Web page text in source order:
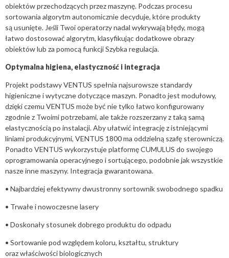
obiektów przechodzących przez maszynę. Podczas procesu
sortowania algorytm autonomicznie decyduje, które produkty
są usunięte. Jeśli Twoi operatorzy nadal wykrywają błędy, mogą
łatwo dostosować algorytm, klasyfikując dodatkowe obrazy
obiektów lub za pomocą funkcji Szybka regulacja.
Optymalna higiena, elastyczność i integracja
Projekt podstawy VENTUS spełnia najsurowsze standardy
higieniczne i wytyczne dotyczące maszyn. Ponadto jest modułowy,
dzięki czemu VENTUS może być nie tylko łatwo konfigurowany
zgodnie z Twoimi potrzebami, ale także rozszerzany z taką samą
elastycznością po instalacji. Aby ułatwić integrację z istniejącymi
liniami produkcyjnymi, VENTUS 1800 ma oddzielną szafę sterowniczą.
Ponadto VENTUS wykorzystuje platformę CUMULUS do swojego
oprogramowania operacyjnego i sortującego, podobnie jak wszystkie
nasze inne maszyny. Integracja gwarantowana.
• Najbardziej efektywny dwustronny sortownik swobodnego spadku
• Trwałe i nowoczesne lasery
• Doskonały stosunek dobrego produktu do odpadu
• Sortowanie pod względem koloru, kształtu, struktury
oraz właściwości biologicznych